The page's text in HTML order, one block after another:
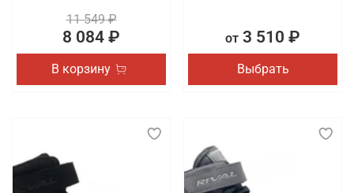
Обувь имеет такое же повышенное значение в
образе спортсмена, как и одежда. Для создания
комфортных условий во время тренировки или
соревнования важно выбрать для себя идеальную
Также в наличии сланцы и шлепки из коллекций
спортивных брендов.
Где заказать профессиональную
11 549 ₽
8 084 ₽
В корзину
от 3 510 ₽
Выбрать